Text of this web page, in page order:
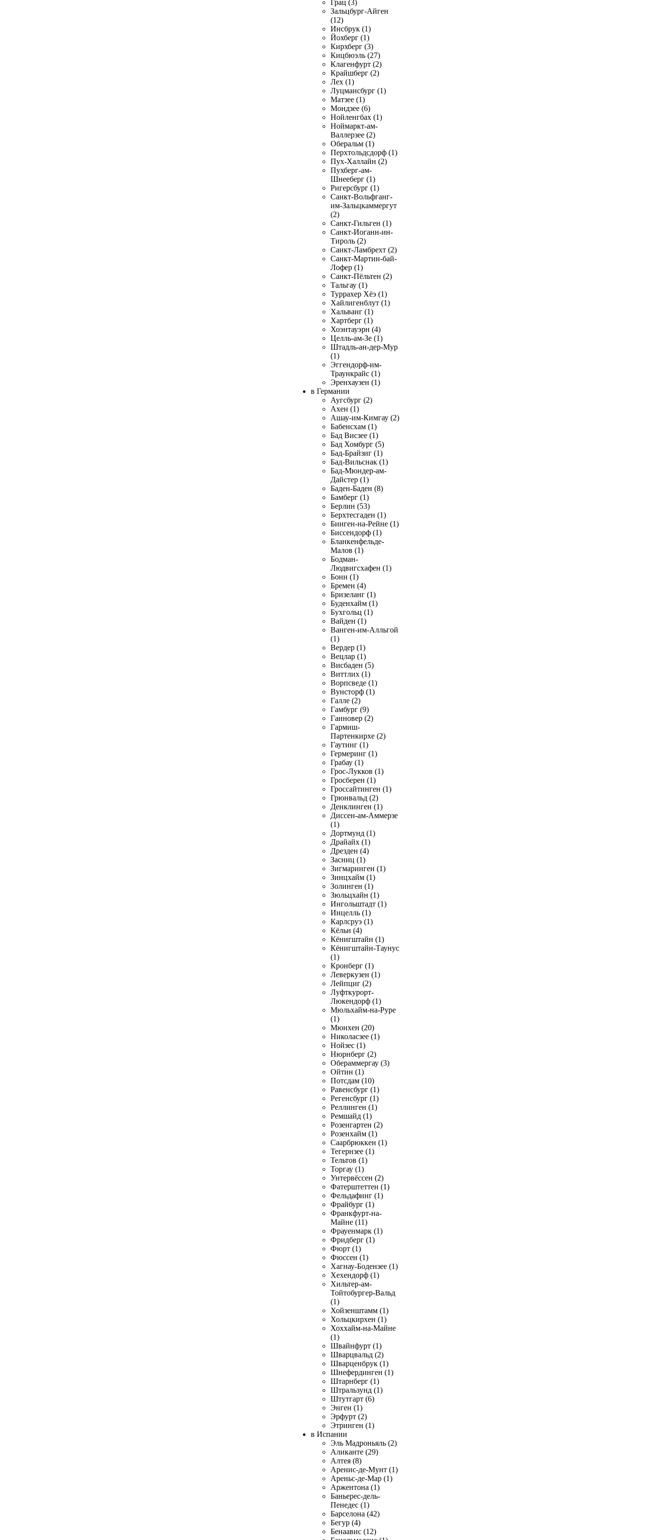
Грац (3)
Зальцбург-Айген
(12)
Инсбрук (1)
Йохберг (1)
Кирхберг (3)
Кицбюэль (27)
Клагенфурт (2)
Крайшберг (2)
Лех (1)
Луцмансбург (1)
Матзее (1)
Мондзее (6)
Нойленгбах (1)
Ноймаркт-ам-
Валлерзее (2)
Оберальм (1)
Перхтольдсдорф (1)
Пух-Халлайн (2)
Пухберг-ам-
Шнееберг (1)
Ригерсбург (1)
Санкт-Вольфганг-
им-Зальцкаммергут
(2)
Санкт-Гильген (1)
Санкт-Иоганн-ин-
Тироль (2)
Санкт-Ламбрехт (2)
Санкт-Мартин-бай-
Лофер (1)
Санкт-Пёльтен (2)
Тальгау (1)
Туррахер Хёэ (1)
Хайлигенблут (1)
Хальванг (1)
Хартберг (1)
Хоэнтауэрн (4)
Целль-ам-Зе (1)
Штадль-ан-дер-Мур
(1)
Эггендорф-им-
Траункрайс (1)
Эренхаузен (1)
в Германии
Аугсбург (2)
Ахен (1)
Ашау-им-Кимгау (2)
Бабенсхам (1)
Бад Висзее (1)
Бад Хомбург (5)
Бад-Брайзиг (1)
Бад-Вильснак (1)
Бад-Мюндер-ам-
Дайстер (1)
Баден-Баден (8)
Бамберг (1)
Берлин (53)
Берхтесгаден (1)
Бинген-на-Рейне (1)
Биссендорф (1)
Бланкенфельде-
Малов (1)
Бодман-
Людвигсхафен (1)
Бонн (1)
Бремен (4)
Бризеланг (1)
Буденхайм (1)
Бухгольц (1)
Вайден (1)
Ванген-им-Алльгой
(1)
Вердер (1)
Вецлар (1)
Висбаден (5)
Виттлих (1)
Ворпсведе (1)
Вунсторф (1)
Галле (2)
Гамбург (9)
Ганновер (2)
Гармиш-
Партенкирхе (2)
Гаутинг (1)
Гермеринг (1)
Грабау (1)
Грос-Лукков (1)
Гросберен (1)
Гроссайтинген (1)
Грюнвальд (2)
Денклинген (1)
Диссен-ам-Аммерзе
(1)
Дортмунд (1)
Драйайх (1)
Дрезден (4)
Засниц (1)
Зигмаринген (1)
Зинцхайм (1)
Золинген (1)
Зюльцхайн (1)
Ингольштадт (1)
Инцелль (1)
Карлсруэ (1)
Кёльн (4)
Кёнигштайн (1)
Кёнигштайн-Таунус
(1)
Кронберг (1)
Леверкузен (1)
Лейпциг (2)
Луфткурорт-
Люкендорф (1)
Мюльхайм-на-Руре
(1)
Мюнхен (20)
Николасзее (1)
Нойзес (1)
Нюрнберг (2)
Обераммергау (3)
Ойтин (1)
Потсдам (10)
Равенсбург (1)
Регенсбург (1)
Реллинген (1)
Ремшайд (1)
Розенгартен (2)
Розенхайм (1)
Саарбрюккен (1)
Тегернзее (1)
Тельтов (1)
Торгау (1)
Унтервёссен (2)
Фатерштеттен (1)
Фельдафинг (1)
Фрайбург (1)
Франкфурт-на-
Майне (11)
Фрауенмарк (1)
Фридберг (1)
Фюрт (1)
Фюссен (1)
Хагнау-Бодензее (1)
Хехендорф (1)
Хильтер-ам-
Тойтобургер-Вальд
(1)
Хойзенштамм (1)
Хольцкирхен (1)
Хоххайм-на-Майне
(1)
Швайнфурт (1)
Шварцвальд (2)
Шварценбрук (1)
Шнефердинген (1)
Штарнберг (1)
Штральзунд (1)
Штутгарт (6)
Энген (1)
Эрфурт (2)
Этринген (1)
в Испании
Эль Мадроньяль (2)
Аликанте (29)
Алтея (8)
Аренис-де-Мунт (1)
Ареньс-де-Мар (1)
Аржентона (1)
Баньерес-дель-
Пенедес (1)
Барселона (42)
Бегур (4)
Бенаавис (12)